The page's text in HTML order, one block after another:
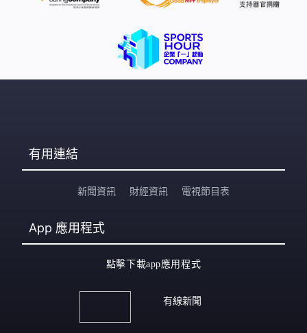
有用連結
新聞資訊 財經資訊 電視節目表
App 應用程式
點擊下載app應用程式
有線新聞